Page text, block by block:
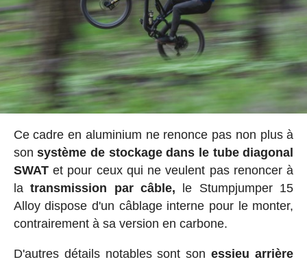
Ce cadre en aluminium ne renonce pas non plus à
sonsystème de stockage dans le tube diagonal
SWATet pour ceux qui ne veulent pas renoncer à
latransmission par câble, le Stumpjumper 15
Alloy dispose d'un câblage interne pour le monter,
contrairement à sa version en carbone.
D'autres détails notables sont sonessieu arrière